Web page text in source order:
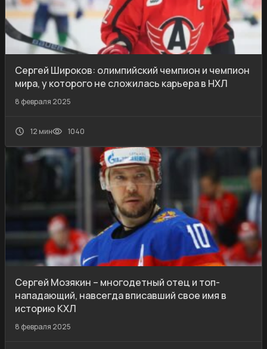
Сергей Широков: олимпийский чемпион и чемпион
мира, у которого не сложилась карьера в НХЛ
8 февраля 2025
12 мин 1040
Сергей Мозякин – многодетный отец и топ-
нападающий, навсегда вписавший свое имя в
историю КХЛ
8 февраля 2025